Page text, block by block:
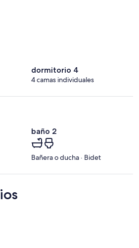
dormitorio 4
4 camas individuales
baño 2
Bañera o ducha · Bidet